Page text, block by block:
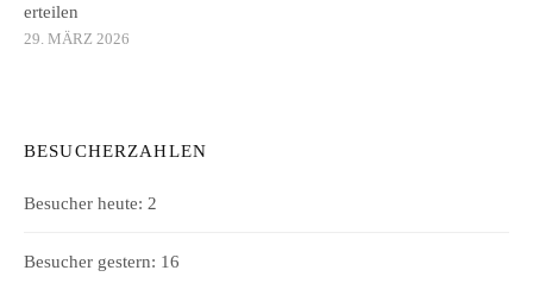
erteilen
29. MÄRZ 2026
BESUCHERZAHLEN
Besucher heute: 2
Besucher gestern: 16